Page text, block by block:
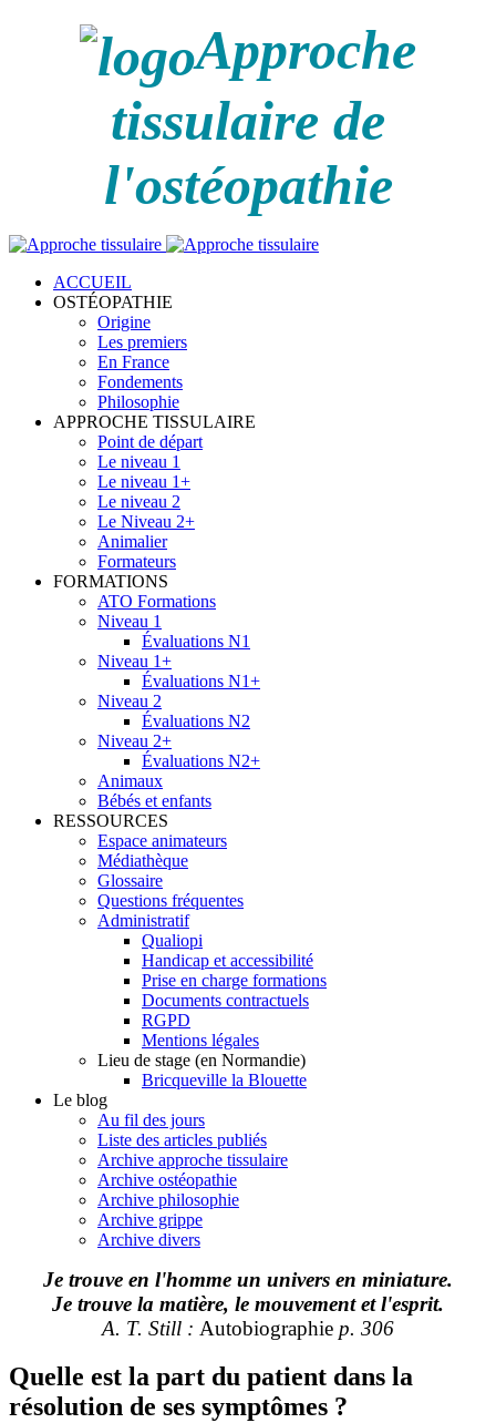
Approche
tissulaire de
l'ostéopathie
ACCUEIL
OSTÉOPATHIE
Origine
Les premiers
En France
Fondements
Philosophie
APPROCHE TISSULAIRE
Point de départ
Le niveau 1
Le niveau 1+
Le niveau 2
Le Niveau 2+
Animalier
Formateurs
FORMATIONS
ATO Formations
Niveau 1
Évaluations N1
Niveau 1+
Évaluations N1+
Niveau 2
Évaluations N2
Niveau 2+
Évaluations N2+
Animaux
Bébés et enfants
RESSOURCES
Espace animateurs
Médiathèque
Glossaire
Questions fréquentes
Administratif
Qualiopi
Handicap et accessibilité
Prise en charge formations
Documents contractuels
RGPD
Mentions légales
Lieu de stage (en Normandie)
Bricqueville la Blouette
Le blog
Au fil des jours
Liste des articles publiés
Archive approche tissulaire
Archive ostéopathie
Archive philosophie
Archive grippe
Archive divers
Je trouve en l'homme un univers en miniature.
Je trouve la matière, le mouvement et l'esprit.
A. T. Still : Autobiographie p. 306
Quelle est la part du patient dans la
résolution de ses symptômes ?